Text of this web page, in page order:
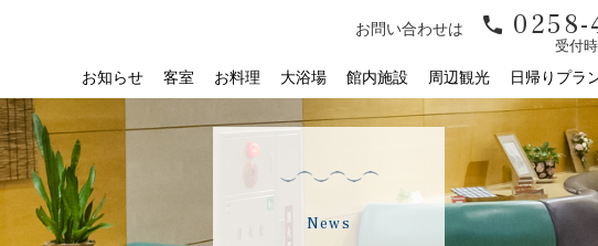
お問い合わせは 0258-
受付
お知らせ 客室 お料理 大浴場 館内施設 周辺観光 日帰りプラ
News